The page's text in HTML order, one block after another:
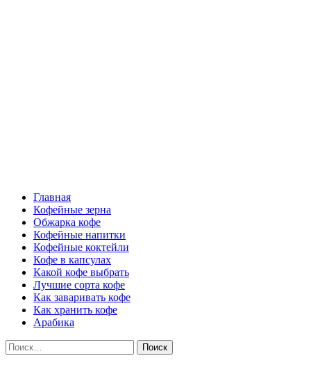
Главная
Кофейные зерна
Обжарка кофе
Кофейные напитки
Кофейные коктейли
Кофе в капсулах
Какой кофе выбрать
Лучшие сорта кофе
Как заваривать кофе
Как хранить кофе
Арабика
Найти: